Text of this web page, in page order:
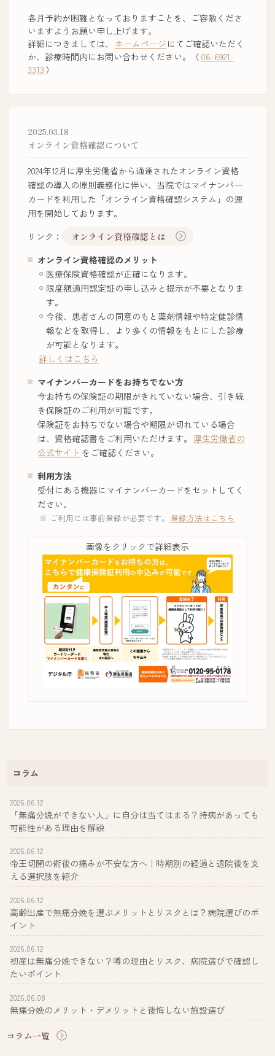
各月予約が困難となっておりますことを、ご容赦くださ
いますようお願い申し上げます。
詳細につきましては、
ホームページ にてご確認いただく
か、診療時間内にお問い合わせください。（ 06-6921-
3313 ）
2025.03.18
オンライン資格確認について
2024年12月に厚生労働省から通達されたオンライン資格
確認の導入の原則義務化に伴い、当院ではマイナンバー
カードを利用した「オンライン資格確認システム」の運
用を開始しております。
リンク：
オンライン資格確認とは
オンライン資格確認のメリット
医療保険資格確認が正確になります。
限度額適用認定証の申し込みと提示が不要となりま
す。
今後、患者さんの同意のもと薬剤情報や特定健診情
報などを取得し、より多くの情報をもとにした診療
が可能となります。
詳しくはこちら
マイナンバーカードをお持ちでない方
今お持ちの保険証の期限がきれていない場合、引き続
き保険証のご利用が可能です。
保険証をお持ちでない場合や期限が切れている場合
は、資格確認書をご利用いただけます。 厚生労働省の
公式サイト をご確認ください。
利用方法
受付にある機器にマイナンバーカードをセットしてく
ださい。
ご利用には事前登録が必要です。 登録方法はこちら
画像をクリックで詳細表示
コラム
2026.06.12
「無痛分娩ができない人」に自分は当てはまる？持病があっても
可能性がある理由を解説
2026.06.12
帝王切開の術後の痛みが不安な方へ｜時期別の経過と退院後を支
える選択肢を紹介
2026.06.12
高齢出産で無痛分娩を選ぶメリットとリスクとは？病院選びのポ
イント
2026.06.12
初産は無痛分娩できない？噂の理由とリスク、病院選びで確認し
たいポイント
2026.06.08
無痛分娩のメリット・デメリットと後悔しない施設選び
コラム一覧